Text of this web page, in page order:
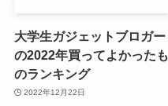
大学生ガジェットブロガー
の2022年買ってよかったも
のランキング
2022年12月22日